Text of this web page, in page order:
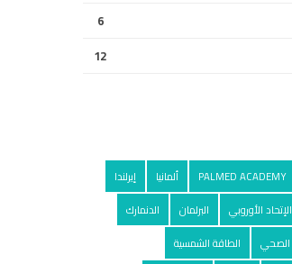
6
12
PALMED ACADEMY ألمانيا
إيرلندا
الإتحاد الأوروبي البرلمان
الدنمارك
الصحي
الطاقة الشمسية